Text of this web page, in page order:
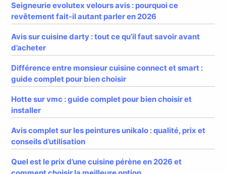
Seigneurie evolutex velours avis : pourquoi ce
revêtement fait-il autant parler en 2026
Avis sur cuisine darty : tout ce qu’il faut savoir avant
d’acheter
Différence entre monsieur cuisine connect et smart :
guide complet pour bien choisir
Hotte sur vmc : guide complet pour bien choisir et
installer
Avis complet sur les peintures unikalo : qualité, prix et
conseils d’utilisation
Quel est le prix d’une cuisine pérène en 2026 et